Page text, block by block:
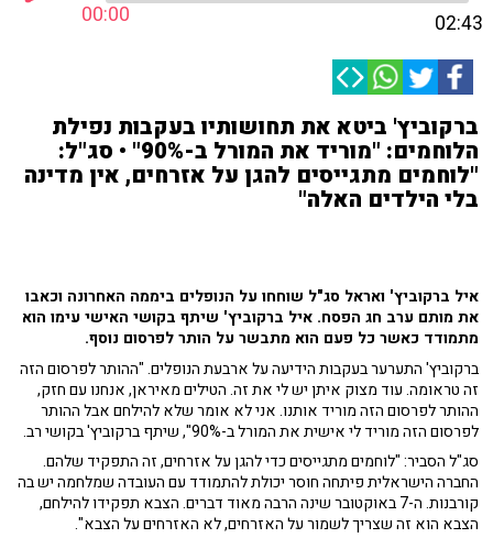
00:00 02:43
ברקוביץ' ביטא את תחושותיו בעקבות נפילת
הלוחמים: "מוריד את המורל ב-90%" • סג"ל:
"לוחמים מתגייסים להגן על אזרחים, אין מדינה
בלי הילדים האלה"
איל ברקוביץ' ואראל סג"ל שוחחו על הנופלים ביממה האחרונה וכאבו
את מותם ערב חג הפסח. איל ברקוביץ' שיתף בקושי האישי עימו הוא
מתמודד כאשר כל פעם הוא מתבשר על הותר לפרסום נוסף.
ברקוביץ' התערער בעקבות הידיעה על ארבעת הנופלים. "ההותר לפרסום הזה
זה טראומה. עוד מצוק איתן יש לי את זה. הטילים מאיראן, אנחנו עם חזק,
ההותר לפרסום הזה מוריד אותנו. אני לא אומר שלא להילחם אבל ההותר
לפרסום הזה מוריד לי אישית את המורל ב-90%", שיתף ברקוביץ' בקושי רב.
סג"ל הסביר: "לוחמים מתגייסים כדי להגן על אזרחים, זה התפקיד שלהם.
החברה הישראלית פיתחה חוסר יכולת להתמודד עם העובדה שמלחמה יש בה
קורבנות. ה-7 באוקטובר שינה הרבה מאוד דברים. הצבא תפקידו להילחם,
הצבא הוא זה שצריך לשמור על האזרחים, לא האזרחים על הצבא".